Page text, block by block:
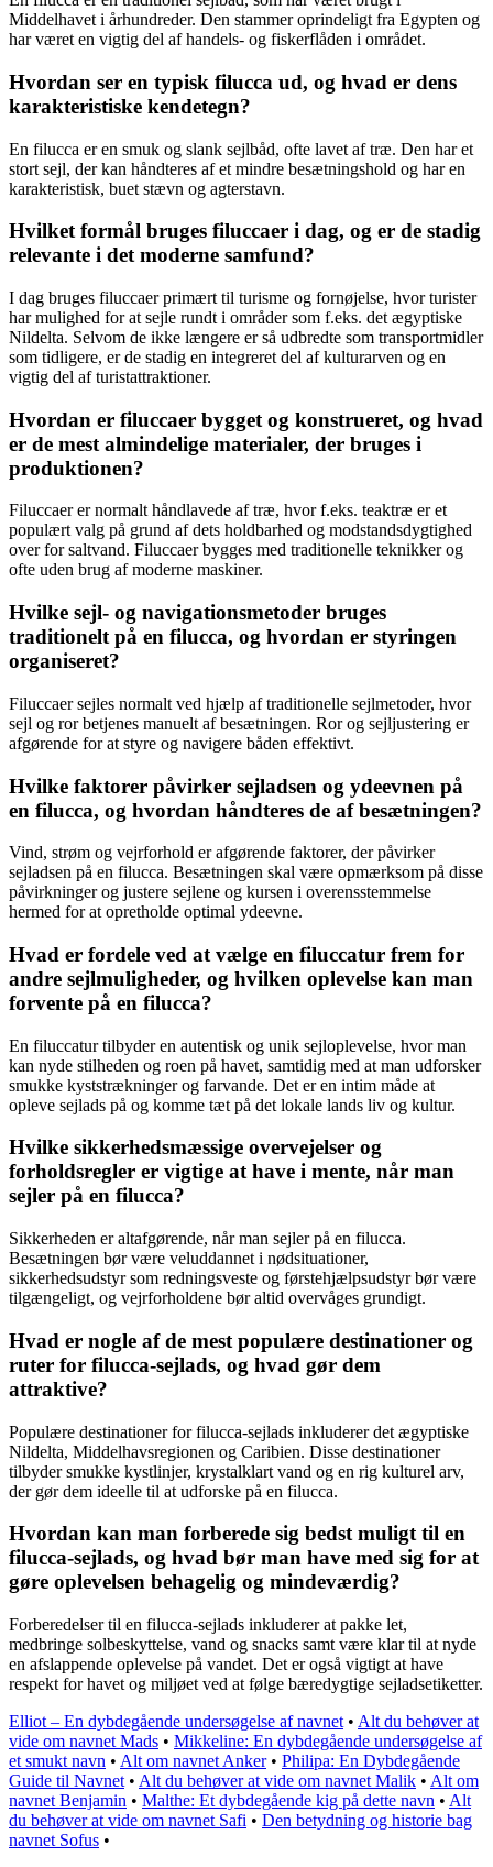
Middelhavet i århundreder. Den stammer oprindeligt fra Egypten og
har været en vigtig del af handels- og fiskerflåden i området.
Hvordan ser en typisk filucca ud, og hvad er dens
karakteristiske kendetegn?
En filucca er en smuk og slank sejlbåd, ofte lavet af træ. Den har et
stort sejl, der kan håndteres af et mindre besætningshold og har en
karakteristisk, buet stævn og agterstavn.
Hvilket formål bruges filuccaer i dag, og er de stadig
relevante i det moderne samfund?
I dag bruges filuccaer primært til turisme og fornøjelse, hvor turister
har mulighed for at sejle rundt i områder som f.eks. det ægyptiske
Nildelta. Selvom de ikke længere er så udbredte som transportmidler
som tidligere, er de stadig en integreret del af kulturarven og en
vigtig del af turistattraktioner.
Hvordan er filuccaer bygget og konstrueret, og hvad
er de mest almindelige materialer, der bruges i
produktionen?
Filuccaer er normalt håndlavede af træ, hvor f.eks. teaktræ er et
populært valg på grund af dets holdbarhed og modstandsdygtighed
over for saltvand. Filuccaer bygges med traditionelle teknikker og
ofte uden brug af moderne maskiner.
Hvilke sejl- og navigationsmetoder bruges
traditionelt på en filucca, og hvordan er styringen
organiseret?
Filuccaer sejles normalt ved hjælp af traditionelle sejlmetoder, hvor
sejl og ror betjenes manuelt af besætningen. Ror og sejljustering er
afgørende for at styre og navigere båden effektivt.
Hvilke faktorer påvirker sejladsen og ydeevnen på
en filucca, og hvordan håndteres de af besætningen?
Vind, strøm og vejrforhold er afgørende faktorer, der påvirker
sejladsen på en filucca. Besætningen skal være opmærksom på disse
påvirkninger og justere sejlene og kursen i overensstemmelse
hermed for at opretholde optimal ydeevne.
Hvad er fordele ved at vælge en filuccatur frem for
andre sejlmuligheder, og hvilken oplevelse kan man
forvente på en filucca?
En filuccatur tilbyder en autentisk og unik sejloplevelse, hvor man
kan nyde stilheden og roen på havet, samtidig med at man udforsker
smukke kyststrækninger og farvande. Det er en intim måde at
opleve sejlads på og komme tæt på det lokale lands liv og kultur.
Hvilke sikkerhedsmæssige overvejelser og
forholdsregler er vigtige at have i mente, når man
sejler på en filucca?
Sikkerheden er altafgørende, når man sejler på en filucca.
Besætningen bør være veluddannet i nødsituationer,
sikkerhedsudstyr som redningsveste og førstehjælpsudstyr bør være
tilgængeligt, og vejrforholdene bør altid overvåges grundigt.
Hvad er nogle af de mest populære destinationer og
ruter for filucca-sejlads, og hvad gør dem
attraktive?
Populære destinationer for filucca-sejlads inkluderer det ægyptiske
Nildelta, Middelhavsregionen og Caribien. Disse destinationer
tilbyder smukke kystlinjer, krystalklart vand og en rig kulturel arv,
der gør dem ideelle til at udforske på en filucca.
Hvordan kan man forberede sig bedst muligt til en
filucca-sejlads, og hvad bør man have med sig for at
gøre oplevelsen behagelig og mindeværdig?
Forberedelser til en filucca-sejlads inkluderer at pakke let,
medbringe solbeskyttelse, vand og snacks samt være klar til at nyde
en afslappende oplevelse på vandet. Det er også vigtigt at have
respekt for havet og miljøet ved at følge bæredygtige sejladsetiketter.
Elliot – En dybdegående undersøgelse af navnet • Alt du behøver at
vide om navnet Mads • Mikkeline: En dybdegående undersøgelse af
et smukt navn • Alt om navnet Anker• Philipa: En Dybdegående
Guide til Navnet • Alt du behøver at vide om navnet Malik • Alt om
navnet Benjamin • Malthe: Et dybdegående kig på dette navn • Alt
du behøver at vide om navnet Safi • Den betydning og historie bag
navnet Sofus •